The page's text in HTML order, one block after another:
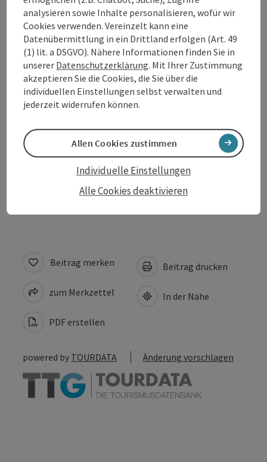
Beschreibung vollständig anzeigen
Kontakt
Anreise/Lage
Barrierefreiheit
Beitrag merken
zum Merkzettel
PDF erstellen
Beitrag drucken
In der Nähe
powered by TOURDATA Änderung vorschlagen
analysieren sowie Inhalte personalisieren, wofür wir
Cookies verwenden. Vereinzelt kann eine
Datenübermittlung in ein Drittland erfolgen (Art. 49
(1) lit. a DSGVO). Nähere Informationen finden Sie in
unserer Datenschutzerklärung. Mit Ihrer Zustimmung
akzeptieren Sie die Cookies, die Sie über die
individuellen Einstellungen selbst verwalten und
jederzeit widerrufen können.
Alle Cookies deaktivieren
Individuelle Einstellungen
Allen Cookies zustimmen